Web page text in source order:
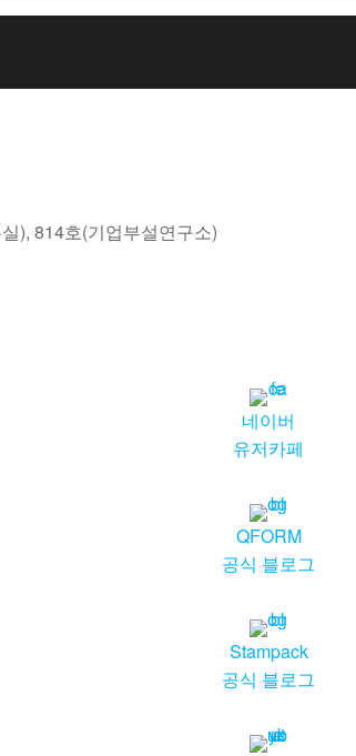
), 814호(기업부설연구소)
네이버
유저카페
QFORM
공식 블로그
Stampack
공식 블로그